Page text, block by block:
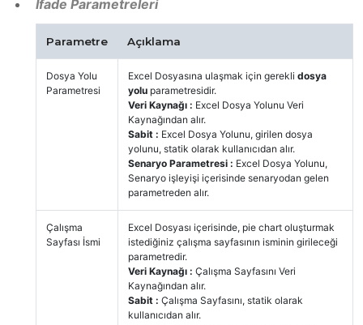
İfade Parametreleri
Parametre Açıklama
Dosya Yolu
Parametresi
Excel Dosyasına ulaşmak için gerekli dosya
yolu parametresidir.
Veri Kaynağı : Excel Dosya Yolunu Veri
Kaynağından alır.
Sabit : Excel Dosya Yolunu, girilen dosya
yolunu, statik olarak kullanıcıdan alır.
Senaryo Parametresi : Excel Dosya Yolunu,
Senaryo işleyişi içerisinde senaryodan gelen
parametreden alır.
Çalışma
Sayfası İsmi
Excel Dosyası içerisinde, pie chart oluşturmak
istediğiniz çalışma sayfasının isminin girileceği
parametredir.
Veri Kaynağı : Çalışma Sayfasını Veri
Kaynağından alır.
Sabit : Çalışma Sayfasını, statik olarak
kullanıcıdan alır.